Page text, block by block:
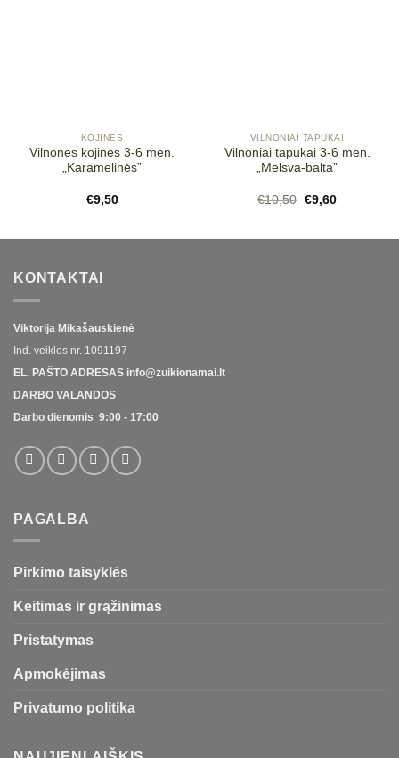
KOJINĖS
Vilnonės kojinės 3-6 mėn.
„Karamelinės”
€9,50
VILNONIAI TAPUKAI
Vilnoniai tapukai 3-6 mėn.
„Melsva-balta”
€10,50 Original
price
€9,60Current
KONTAKTAI
Viktorija Mikašauskienė
Ind. veiklos nr. 1091197
EL. PAŠTO ADRESAS info@zuikionamai.lt
DARBO VALANDOS
Darbo dienomis 9:00 - 17:00
PAGALBA
Pirkimo taisyklės
Keitimas ir grąžinimas
Pristatymas
Apmokėjimas
Privatumo politika